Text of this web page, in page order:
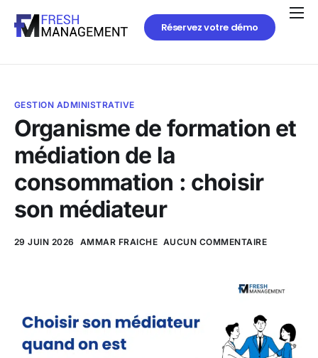
Réservez votre démo
GESTION ADMINISTRATIVE
Organisme de formation et
médiation de la
consommation : choisir
son médiateur
29 JUIN 2026 AMMAR FRAICHE AUCUN COMMENTAIRE